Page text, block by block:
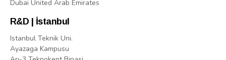
Dubai United Arab Emirates
R&D | İstanbul
Istanbul Teknik Uni.
Ayazaga Kampusu